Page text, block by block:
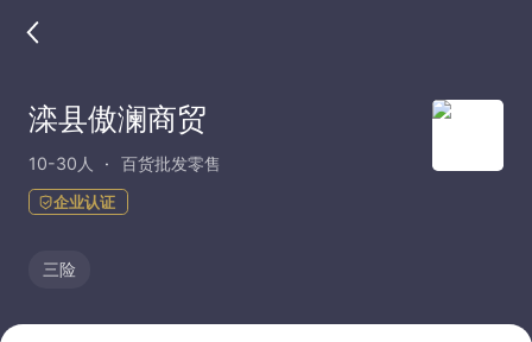
滦县傲澜商贸
10-30人 百货批发零售
企业认证
三险